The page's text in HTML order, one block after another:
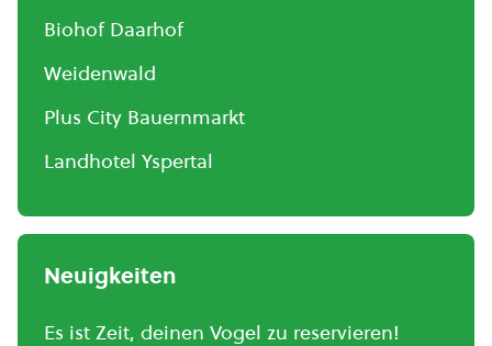
Biohof Daarhof
Weidenwald
Plus City Bauernmarkt
Landhotel Yspertal
Neuigkeiten
Es ist Zeit, deinen Vogel zu reservieren!